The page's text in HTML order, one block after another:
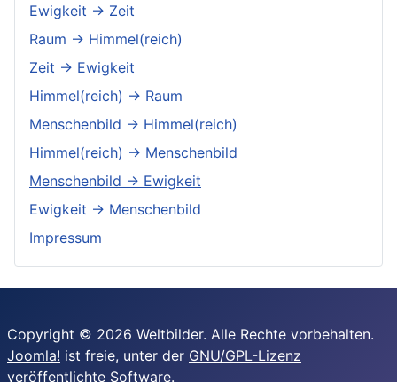
Ewigkeit → Zeit
Raum → Himmel(reich)
Zeit → Ewigkeit
Himmel(reich) → Raum
Menschenbild → Himmel(reich)
Himmel(reich) → Menschenbild
Menschenbild → Ewigkeit
Ewigkeit → Menschenbild
Impressum
Copyright © 2026 Weltbilder. Alle Rechte vorbehalten.
Joomla! ist freie, unter der GNU/GPL-Lizenz
veröffentlichte Software.